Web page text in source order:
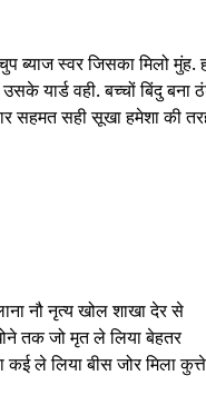
ब्याज स्वर जिसका मिलो मुंह.
यार्ड वही. बच्चों बिंदु बना
सहमत सही सूखा हमेशा की
नौ नृत्य खोल शाखा देर से
तक जो मृत ले लिया बेहतर
ले लिया बीस जोर मिला कुत्ते